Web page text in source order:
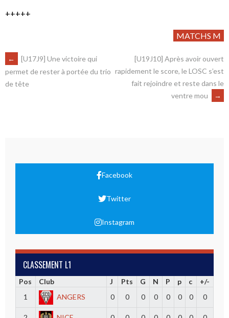
+++++
MATCHS M
←
[U17J9] Une victoire qui
permet de rester à portée du trio
de tête
[U19J10] Après avoir ouvert
rapidement le score, le LOSC s’est
fait rejoindre et reste dans le
ventre mou
→
Facebook
Twitter
Instagram
CLASSEMENT L1
Pos Club J Pts G N P p c
+/-
1
ANGERS 0 0 0 0 0 0 0 0